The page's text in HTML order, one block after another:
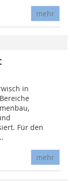
mehr
in
Für den
mehr